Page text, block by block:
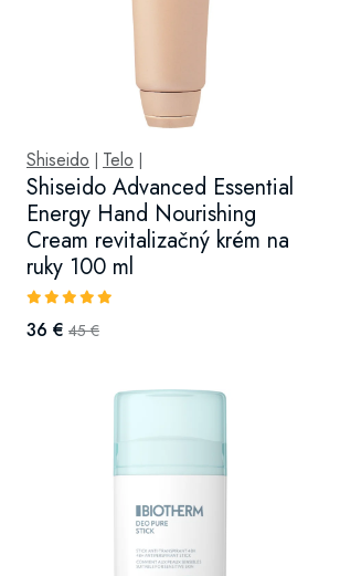
Shiseido Telo
Shiseido Advanced Essential
Energy Hand Nourishing
Cream revitalizačný krém na
ruky 100 ml
36 € 45 €